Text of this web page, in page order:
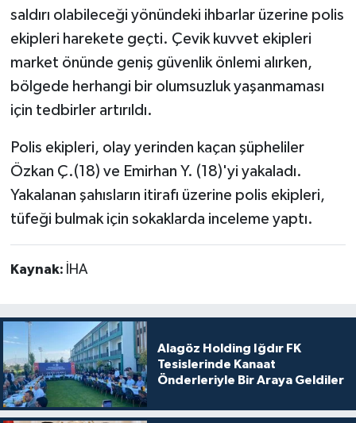
saldırı olabileceği yönündeki ihbarlar üzerine polis
ekipleri harekete geçti. Çevik kuvvet ekipleri
market önünde geniş güvenlik önlemi alırken,
bölgede herhangi bir olumsuzluk yaşanmaması
için tedbirler artırıldı.
Polis ekipleri, olay yerinden kaçan şüpheliler
Özkan Ç.(18) ve Emirhan Y. (18)'yi yakaladı.
Yakalanan şahısların itirafı üzerine polis ekipleri,
tüfeği bulmak için sokaklarda inceleme yaptı.
Kaynak: İHA
Alagöz Holding Iğdır FK
Tesislerinde Kanaat
Önderleriyle Bir Araya Geldiler